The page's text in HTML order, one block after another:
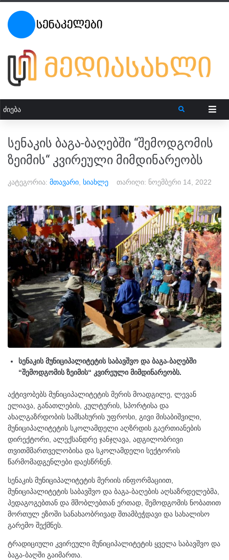
სენაკის ბაგა-ბაღებში “შემოდგომის
ზეიმის“ კვირეული მიმდინარეობს
კატეგორია: მთავარი სიახლე თარიღი: ნოემბერი 14, 2022
სენაკის მუნიციპალიტეტის საბავშვო და ბაგა-ბაღებში
“შემოდგომის ზეიმის“ კვირეული მიმდინარეობს.
აქტივობებს მუნიციპალიტეტის მერის მოადგილე, ლევან
ელიავა, განათლების, კულტურის, სპორტისა და
ახალგაზრდობის სამსახურის უფროსი, გივი მისაბიშვილი,
მუნიციპალიტეტის სკოლამდელი აღზრდის გაერთიანების
დირექტორი, ალექსანდრე ჯანჯღავა, ადგილობრივი
თვითმმართველობისა და სკოლამდელი სექტორის
წარმომადგენლები დაესწრნენ.
სენაკის მუნიციპალიტეტის მერიის ინფორმაციით,
მუნიციპალიტეტის საბავშვო და ბაგა-ბაღების აღსაზრდელებმა,
პედაგოგებთან და მშობლებთან ერთად, შემოდგომის ნობათით
მორთულ ეზოში სანახაობრივად შთამბეჭდავი და სახალისო
გარემო შექმნეს.
ტრადიციული კვირეული მუნიციპალიტეტის ყველა საბავშვო და
ბაგა-ბაღში გაიმართა.